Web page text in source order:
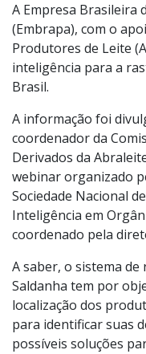
A Empresa Brasileira
(Embrapa), com o
Produtores de Leite
inteligência para a
Brasil.
A informação foi
coordenador da
Derivados da
webinar organizado
Sociedade Nacional
Inteligência em
coordenado pela
A saber, o sistema
Saldanha tem por
localização dos
para identificar suas
possíveis soluções